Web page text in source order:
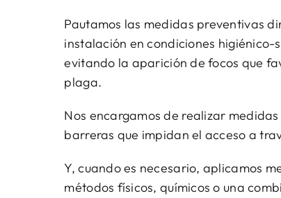
Pautamos las medidas preventivas
instalación en condiciones
evitando la aparición de focos que
plaga.
Nos encargamos de realizar
barreras que impidan el acceso a
Y, cuando es necesario, aplicamos
métodos físicos, químicos o una